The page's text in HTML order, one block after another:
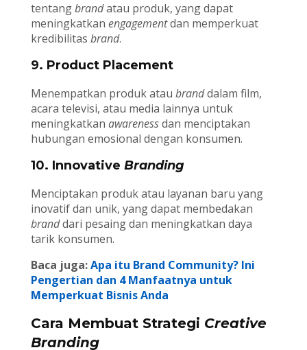
tentangbrandatau produk, yang dapat
meningkatkan engagementdan memperkuat
kredibilitas brand.
9. Product Placement
Menempatkan produk atau branddalam film,
acara televisi, atau media lainnya untuk
meningkatkan awarenessdan menciptakan
hubungan emosional dengan konsumen.
10. Innovative Branding
Menciptakan produk atau layanan baru yang
inovatif dan unik, yang dapat membedakan
branddari pesaing dan meningkatkan daya
tarik konsumen.
Baca juga:Apa itu Brand Community? Ini
Pengertian dan 4 Manfaatnya untuk
Memperkuat Bisnis Anda
Cara Membuat Strategi Creative
Branding